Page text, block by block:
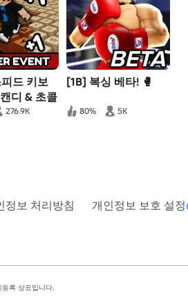
드 키보
디 & 초콜
276.9K
[1B] 복싱 베타! 🥊
80% 5K
정보 처리방침 개인정보 보호 설정
록 상표입니다.